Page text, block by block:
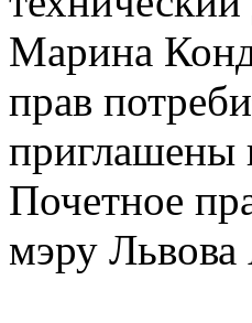
Марина
прав
приглашены
Почетное
мэру